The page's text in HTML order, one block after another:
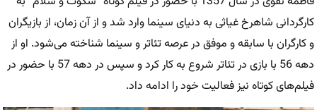
کارگردانی شاهرخ غیاثی به دنیای سینما وارد شد و از آن زمان، از بازیگران
و کارگران با سابقه و موفق در عرصه تئاتر و سینما شناخته می‌شود. او از
دهه 56 با بازی در تئاتر شروع به کار کرد و سپس در دهه 57 با حضور در
فیلم‌های کوتاه نیز فعالیت خود را ادامه داد.